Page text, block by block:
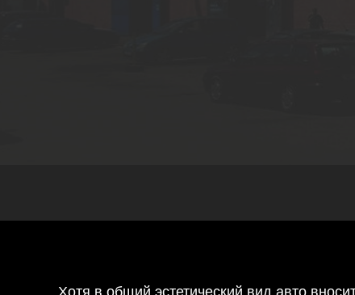
Хотя в общий эстетический вид авто